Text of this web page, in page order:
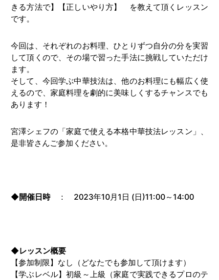
きる方法で】【正しいやり方】 を教えて頂くレッスン
です。
今回は、それぞれのお料理、ひとりずつ自分の分を実習
して頂くので、その場で習った手法に挑戦していただけ
ます。
そして、今回学ぶ中華技法は、他のお料理にも幅広く使
えるので、家庭料理を劇的に美味しくするチャンスでも
あります！
宮澤シェフの「家庭で使える本格中華技法レッスン」、
是非皆さんご参加ください。
◆開催日時： 2023年10月1日 (日)11:00～14:00
◆レッスン概要
【参加制限】なし（どなたでも参加して頂けます）
【学ぶレベル】初級～上級（家庭で実践できるプロのテ